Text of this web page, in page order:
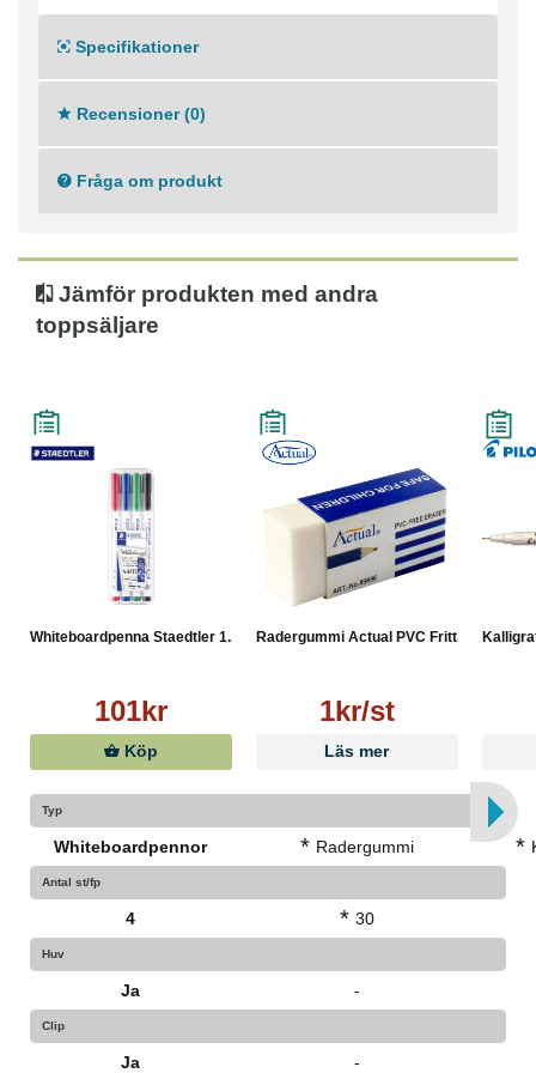
Specifikationer
Recensioner (0)
Fråga om produkt
Jämför produkten med andra
toppsäljare
Whiteboardpenna Staedtler 1...
101kr
Köp
Radergummi Actual PVC Fritt...
1kr/st
Läs mer
Typ
Whiteboardpennor * Radergummi *
Antal st/fp
4 * 30
Huv
Ja -
Clip
Ja -